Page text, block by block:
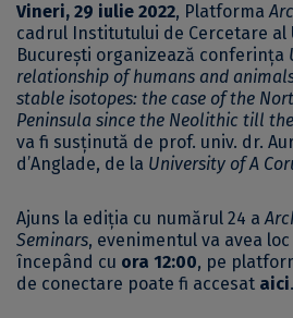
Vineri, 29 iulie 2022, Platforma
cadrul Institutului de Cercetare
București organizează conferința
relationship of humans and
stable isotopes: the case of the
Peninsula since the Neolithic till
va fi susținută de prof. univ. dr.
d’Anglade, de la University of A
Ajuns la ediția cu numărul 24 a
Seminars, evenimentul va avea
începând cu ora 12:00, pe
de conectare poate fi accesat aici.